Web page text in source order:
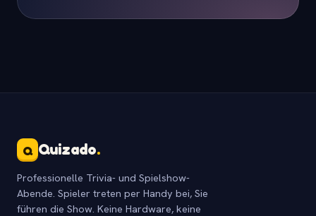
Q Quizado.
Professionelle Trivia- und Spielshow-
Abende. Spieler treten per Handy bei, Sie
führen die Show. Keine Hardware, keine